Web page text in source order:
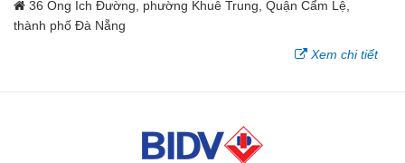
36 Ông Ích Đường, phường Khuê Trung, Quận Cẩm Lệ,
thành phố Đà Nẵng
Xem chi tiết